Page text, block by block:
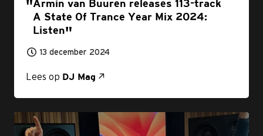
Armin van Buuren releases 113-track
A State Of Trance Year Mix 2024:
Listen
13 december 2024
Lees op DJ Mag